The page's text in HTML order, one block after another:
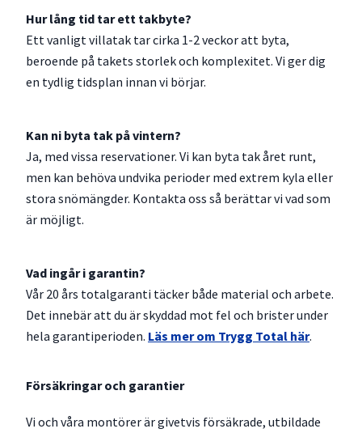
Hur lång tid tar ett takbyte?
Ett vanligt villatak tar cirka 1-2 veckor att byta,
beroende på takets storlek och komplexitet. Vi ger dig
en tydlig tidsplan innan vi börjar.
Kan ni byta tak på vintern?
Ja, med vissa reservationer. Vi kan byta tak året runt,
men kan behöva undvika perioder med extrem kyla eller
stora snömängder. Kontakta oss så berättar vi vad som
är möjligt.
Vad ingår i garantin?
Vår 20 års totalgaranti täcker både material och arbete.
Det innebär att du är skyddad mot fel och brister under
hela garantiperioden. Läs mer om Trygg Total här.
Försäkringar och garantier
Vi och våra montörer är givetvis försäkrade, utbildade